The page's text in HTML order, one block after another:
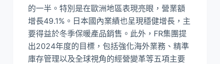
的一半。特別是在歐洲地區表現亮眼，營業額
增長49.1%。日本國內業績也呈現穩健增長，主
要得益於冬季保暖產品銷售。此外，FR集團提
出2024年度的目標，包括強化海外業務、精準
庫存管理以及全球視角的經營變革等五項主要